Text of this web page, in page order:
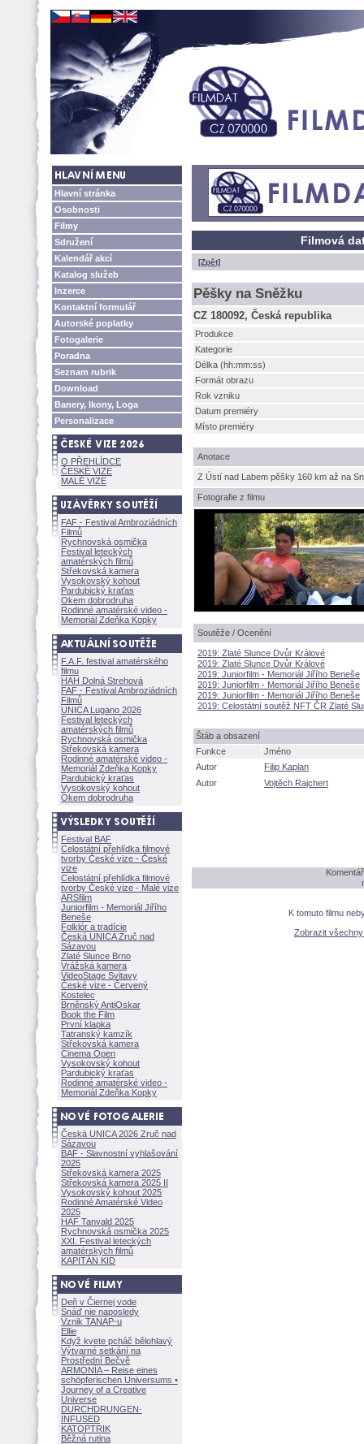
Hlavní stránka
Osobnosti
Filmy
Sdružení
Kalendář akcí
Katalog služeb
Inzerce
Kontaktní formulář
Autorské poplatky
Fotogalerie
Poradna
Seznam rubrik
Download
Banery, Ikony, Loga
Personalizace
O PŘEHLÍDCE
ČESKÉ VIZE
MALÉ VIZE
FAF - Festival Ambroziádních
Filmů
Rychnovská osmička
Festival leteckých
amatérských filmů
Střekovská kamera
Vysokovský kohout
Pardubický kraťas
Okem dobrodruha
Rodinné amatérské video -
Memoriál Zdeňka Kopky
F.A.F. festival amatérského
filmu
HAH Dolná Strehov
FAF - Festival Ambroziádních
Filmů
UNICA Lugano 2026
Festival leteckých
amatérských filmů
Rychnovská osmička
Střekovská kamera
Rodinné amatérské video -
Memoriál Zdeňka Kopky
Pardubický kraťas
Vysokovský kohout
Okem dobrodruha
Festival BAF
Celostátní přehlídka filmové
tvorby České vize - České
vize
Celostátní přehlídka filmové
tvorby České vize - Malé vize
ARSfilm
Juniorfilm - Memoriál Jiřího
Beneše
Folklór a tradície
Česká UNICA Zruč nad
Sázavou
Zlaté Slunce Brno
Vrážská kamera
VideoStage Svitavy
České vize - Červený
Kostelec
Brněnský AntiOskar
Book the Film
První klapka
Tatranský kamzík
Střekovská kamera
Cinema Open
Vysokovský kohout
Pardubický kraťas
Rodinné amatérské video -
Memoriál Zdeňka Kopky
Česká UNICA 2026 Zruč nad
Sázavou
BAF - Slavnostní vyhlašování
2025
Střekovská kamera 2025
Střekovská kamera 2025 II
Vysokovský kohout 2025
Rodinné Amatérské Video
2025
HAF Tanvald 2025
Rychnovská osmička 2025
XXI. Festival leteckých
amatérských filmů
KAPITÁN KID
Deň v Čiernej vode
Snáď nie naposledy
Vznik TANAP-u
Ellie
Když kvete pcháč bělohlavý
Výtvarné setkání na
Prostřední Bečvě
ARMONÍA – Reise eines
schöpferischen Universums •
Journey of a Creative
Universe
DURCHDRUNGEN·
INFUSED
KATOPTRIK
Běžná rutina
Filmová
[Zpět]
Pěšky na Sněžku
CZ 180092, Česká republika
Produkce
Kategorie
Délka (hh:mm:ss)
Formát obrazu
Rok vzniku
Datum premiéry
Místo premiéry
Anotace
Z Ústí nad Labem pěšky 160 km až na
Fotografie z filmu
Soutěže / Ocenění
2019: Zlaté Slunce Dvůr Králové
2019: Zlaté Slunce Dvůr Králové
2019: Juniorfilm - Memoriál Jiřího Beneše
2019: Juniorfilm - Memoriál Jiřího Beneše
2019: Juniorfilm - Memoriál Jiřího Beneše
2019: Celostátní soutěž NFT ČR Zlaté
táb a obsazení
Funkce
Jméno
Autor
Filip Kaplan
Autor
Vojtěch Rajchert
K tomuto filmu
Zobrazit